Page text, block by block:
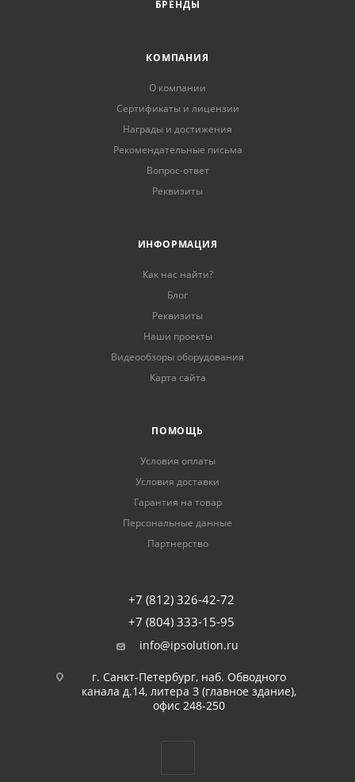
БРЕНДЫ
КОМПАНИЯ
О компании
Сертификаты и лицензии
Награды и достижения
Рекомендательные письма
Вопрос-ответ
Реквизиты
ИНФОРМАЦИЯ
Как нас найти?
Блог
Реквизиты
Наши проекты
Видеообзоры оборудования
Карта сайта
ПОМОЩЬ
Условия оплаты
Условия доставки
Гарантия на товар
Персональные данные
Партнерство
+7 (812) 326-42-72
+7 (804) 333-15-95
info@ipsolution.ru
г. Санкт-Петербург, наб. Обводного
канала д.14, литера З (главное здание),
офис 248-250